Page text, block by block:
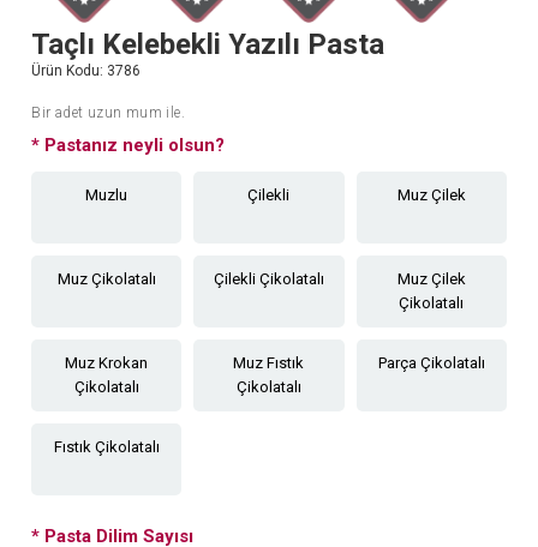
Taçlı Kelebekli Yazılı Pasta
Ürün Kodu: 3786
Bir adet uzun mum ile.
* Pastanız neyli olsun?
Muzlu Çilekli Muz Çilek
Muz Çikolatalı Çilekli Çikolatalı
Muz Çilek
Çikolatalı
Muz Krokan
Çikolatalı
Muz Fıstık
Çikolatalı
Parça Çikolatalı
Fıstık Çikolatalı
* Pasta Dilim Sayısı